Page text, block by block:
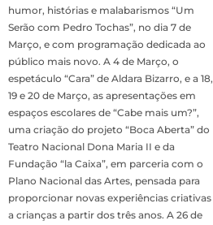
humor, histórias e malabarismos “Um
Serão com Pedro Tochas”, no dia 7 de
Março, e com programação dedicada ao
público mais novo. A 4 de Março, o
espetáculo “Cara” de Aldara Bizarro, e a 18,
19 e 20 de Março, as apresentações em
espaços escolares de “Cabe mais um?”,
uma criação do projeto “Boca Aberta” do
Teatro Nacional Dona Maria II e da
Fundação “la Caixa”, em parceria com o
Plano Nacional das Artes, pensada para
proporcionar novas experiências criativas
a crianças a partir dos três anos. A 26 de